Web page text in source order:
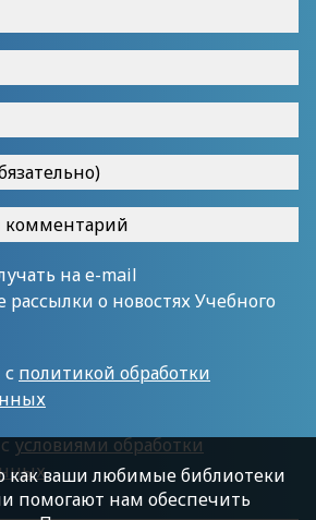
на e-mail
о новостях Учебного
политикой обработки
условиями обработки
как ваши любимые библиотеки
помогают нам обеспечить